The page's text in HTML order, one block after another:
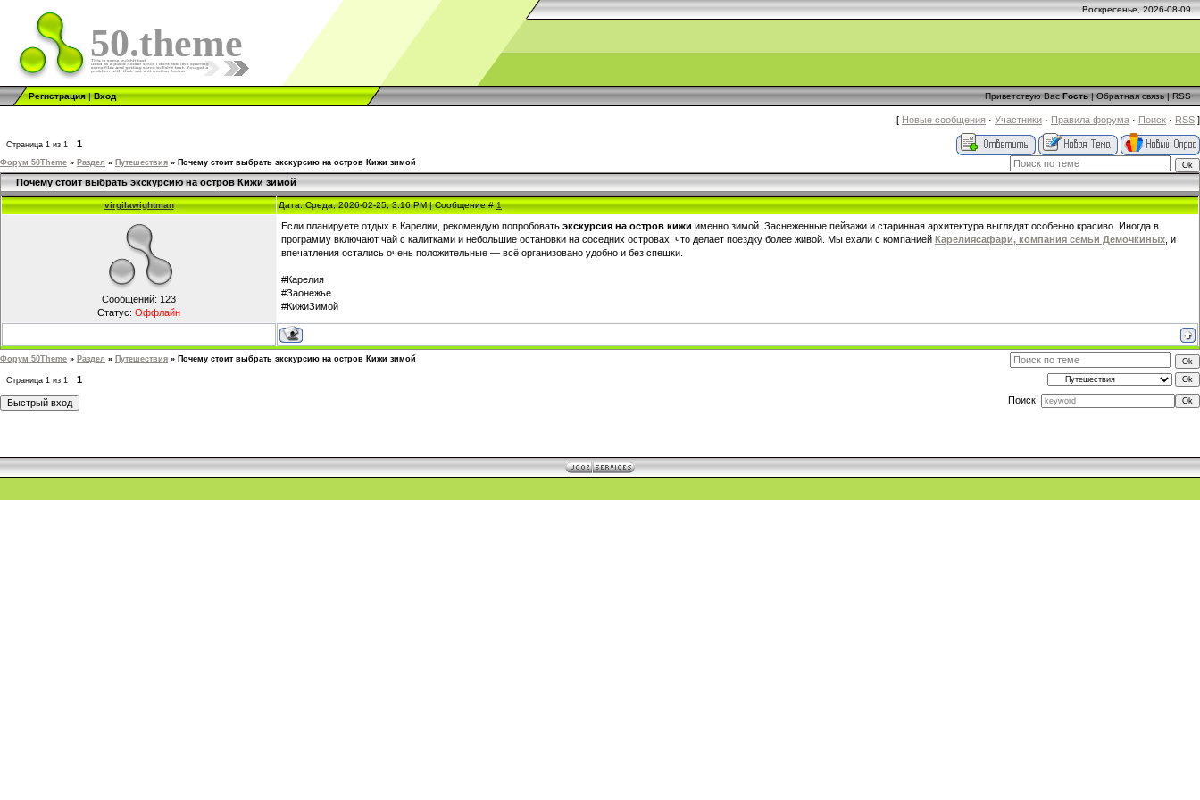
Воскресенье, 2026-08-09
50.theme
Регистрация|Вход Приветствую Вас Гость|Обратная связь|RSS
[ Новые сообщения · Участники · Правила форума · Поиск · RSS ]
Страница 1 из 1 1
Форум 50Theme » Раздел » Путешествия » Почему стоит выбрать экскурсию на остров Кижи зимой
Почему стоит выбрать экскурсию на остров Кижи зимой
virgilawightman Дата: Среда, 2026-02-25, 3:16 PM | Сообщение #1
Сообщений: 123
Статус: Оффлайн
Если планируете отдых в Карелии, рекомендую попробовать экскурсия на остров кижи именно зимой. Заснеженные пейзажи и старинная архитектура выглядят особенно красиво. Иногда в
программу включают чай с калитками и небольшие остановки на соседних островах, что делает поездку более живой. Мы ехали с компанией Карелиясафари, компания семьи Демочкиных , и
впечатления остались очень положительные — всё организовано удобно и без спешки.
#Карелия
#Заонежье
#КижиЗимой
Форум 50Theme » Раздел » Путешествия » Почему стоит выбрать экскурсию на остров Кижи зимой
Страница 1 из 1
1
Поиск: